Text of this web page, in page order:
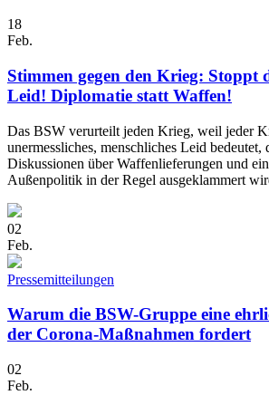
18
Feb.
Stimmen gegen den Krieg: Stoppt
Leid! Diplomatie statt Waffen!
Das BSW verurteilt jeden Krieg, weil jeder
unermessliches, menschliches Leid bedeutet,
Diskussionen über Waffenlieferungen und
Außenpolitik in der Regel ausgeklammert
02
Feb.
Pressemitteilungen
Warum die BSW-Gruppe eine
der Corona-Maßnahmen fordert
02
Feb.